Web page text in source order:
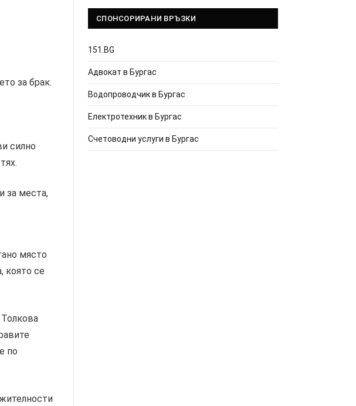
за брак.
силно
за места,
място
която се
по
СПОНСОРИРАНИ ВРЪЗКИ
151.BG
Адвокат в Бургас
Водопроводчик в Бургас
Електротехник в Бургас
Счетоводни услуги в Бургас